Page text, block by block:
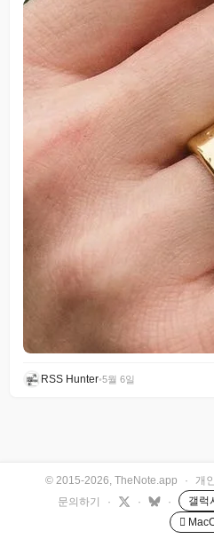
RSS Hunter•5월 6일
© 2015-2026, TheNote.app · 개
문의하기
· · · 갤럭
